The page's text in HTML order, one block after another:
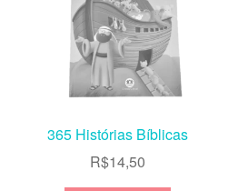
365 Histórias Bíblicas
R$14,50